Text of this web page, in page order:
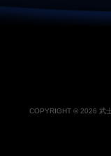
COPYRIGHT © 2026 武